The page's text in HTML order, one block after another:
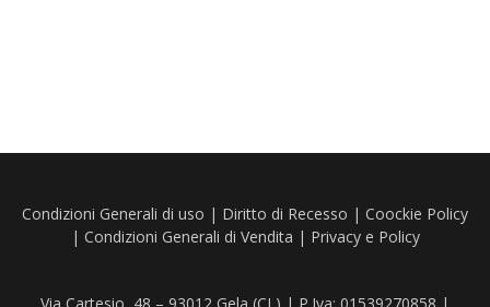
Condizioni Generali di uso | Diritto di Recesso | Coockie Policy
| Condizioni Generali di Vendita | Privacy e Policy